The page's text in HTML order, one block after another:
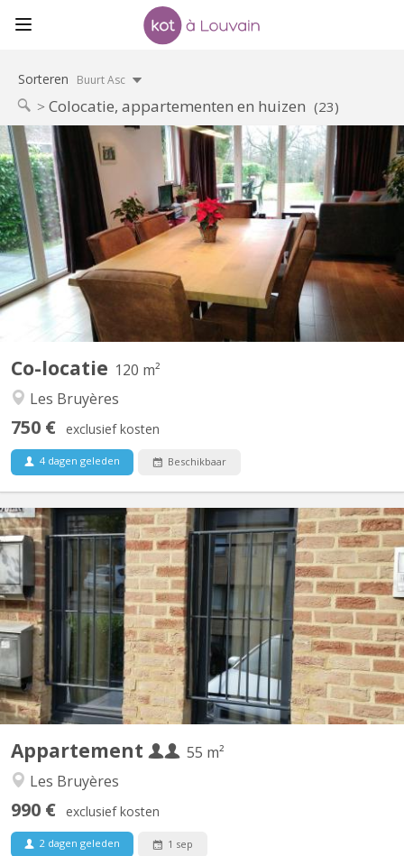
Sorteren Buurt Asc
Colocatie, appartementen en huizen (23)
Co-locatie 120 m²
Les Bruyères
750 € exclusief kosten
4 dagen geleden Beschikbaar
KV 822
Période locative court terme: 08/06/26 - 07/09/26 1 chambre à
louer (occupation simple) dans une colocation de 2 personnes,
avec douche privative dans une maison meublée et toute
équipée avec terrasse, jardin et parking. Cadre vert et tranquille,
située proche du centre ville et des grands axes...
Appartement
55 m²
Les Bruyères
990 € exclusief kosten
2 dagen geleden 1 sep
KV 2081
Appartement lumineux de 56m2 disponible, et possible pour 2
personnes ou couple. Un salon meublé avec 2 divans-lits, tapis et
table de salon et rangé table-bureau; une grande chambre avec 2
lits (1 grand 2 personnes et 1personne), 2 placards de
rangement, et bureau avec fauteuil ; cuisine équipée...